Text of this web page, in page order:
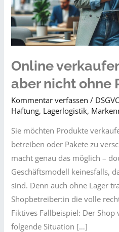
Online
aber nicht ohne
Kommentar verfassen /
Haftung, Lagerlogistik,
Sie möchten Produkte
betreiben oder Pakete zu
macht genau das möglich –
Geschäftsmodell keinesfalls,
sind. Denn auch ohne Lager
Shopbetreiber:in die volle
Fiktives Fallbeispiel: Der Shop
folgende Situation […]